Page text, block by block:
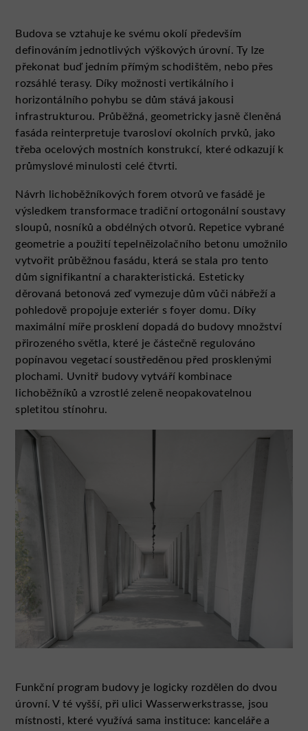
Budova se vztahuje ke svému okolí především
definováním jednotlivých výškových úrovní. Ty lze
překonat buď jedním přímým schodištěm, nebo přes
rozsáhlé terasy. Díky možnosti vertikálního i
horizontálního pohybu se dům stává jakousi
infrastrukturou. Průběžná, geometricky jasně členěná
fasáda reinterpretuje tvarosloví okolních prvků, jako
třeba ocelových mostních konstrukcí, které odkazují k
průmyslové minulosti celé čtvrti.
Návrh lichoběžníkových forem otvorů ve fasádě je
výsledkem transformace tradiční ortogonální soustavy
sloupů, nosníků a obdélných otvorů. Repetice vybrané
geometrie a použití tepelněizolačního betonu umožnilo
vytvořit průběžnou fasádu, která se stala pro tento
dům signifikantní a charakteristická. Esteticky
děrovaná betonová zeď vymezuje dům vůči nábřeží a
pohledově propojuje exteriér s foyer domu. Díky
maximální míře prosklení dopadá do budovy množství
přirozeného světla, které je částečně regulováno
popínavou vegetací soustředěnou před prosklenými
plochami. Uvnitř budovy vytváří kombinace
lichoběžníků a vzrostlé zeleně neopakovatelnou
spletitou stínohru.
Funkční program budovy je logicky rozdělen do dvou
úrovní. V té vyšší, při ulici Wasserwerkstrasse, jsou
místnosti, které využívá sama instituce: kanceláře a